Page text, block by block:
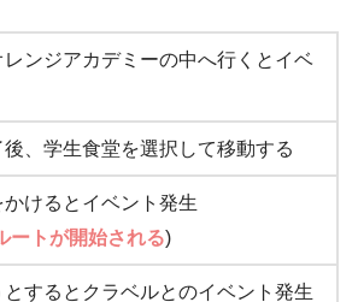
レンジアカデミーの中へ行くとイベ
、学生食堂を選択して移動する
けるとイベント発生
ートが開始される)
するとクラベルとのイベント発生